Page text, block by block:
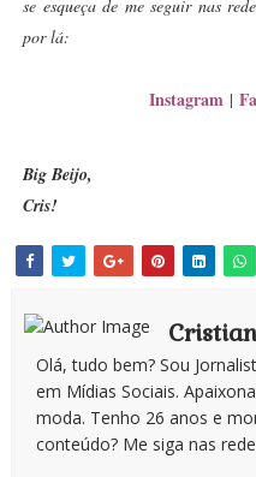
se esqueça de me seguir nas
por lá:
Instagram |
Big Beijo,
Cris!
Olá, tudo bem? Sou
em Mídias Sociais.
moda. Tenho 26 anos e
conteúdo? Me siga nas